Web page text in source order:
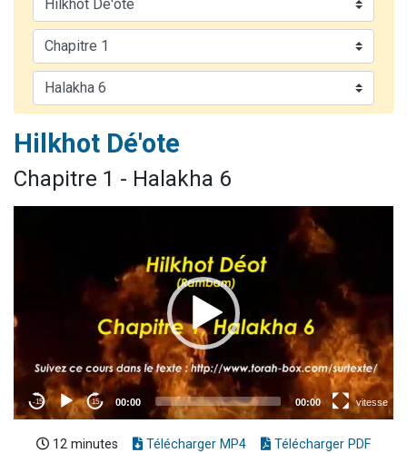
30 personnes viennent de faire un don pour Sauvez la jambe de Yohan
Il reste 49 places pour étudier en groupe sur Zoom
12 nouvelles musiques dans Torah-Box Music
Hilkhot Dé'ote
Chapitre 1 - Halakha 6
12 minutes Télécharger MP4 Télécharger PDF